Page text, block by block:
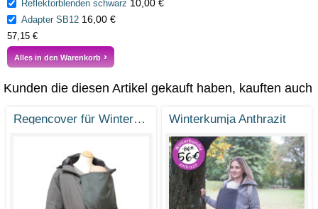
Reflektorblenden schwarz 10,00 €
Adapter SB12 16,00 €
57,15 €
Alles in den Warenkorb
Kunden die diesen Artikel gekauft haben, kauften auch
Regencover für Winter- und Sonnenkumja Winterkumja Anthrazit